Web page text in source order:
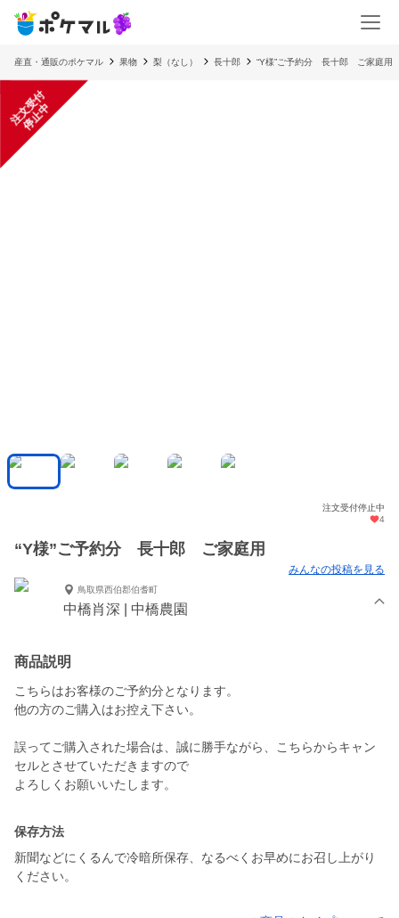
産直・通販のポケマル 果物 梨（なし） 長十郎 “Y様”ご予約分 長十郎 ご家庭用
注
文
受
付
停
止
中
注文受付停止中
4
“Y様”ご予約分 長十郎 ご家庭用
みんなの投稿を見る
鳥取県西伯郡伯耆町
中橋肖深 | 中橋農園
商品説明
こちらはお客様のご予約分となります。
他の方のご購入はお控え下さい。
誤ってご購入された場合は、誠に勝手ながら、こちらからキャン
セルとさせていただきますので
よろしくお願いいたします。
保存方法
新聞などにくるんで冷暗所保存、なるべくお早めにお召し上がり
ください。